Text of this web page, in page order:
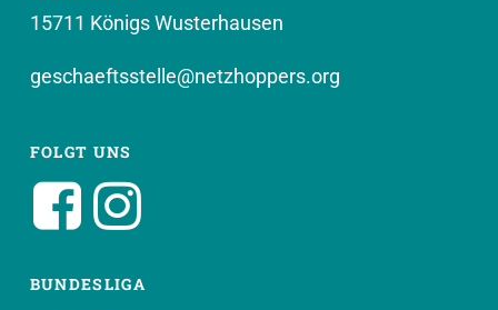
15711 Königs Wusterhausen
geschaeftsstelle@netzhoppers.org
FOLGT UNS
BUNDESLIGA